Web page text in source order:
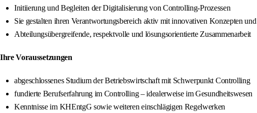
Initiierung und Begleiten der Digitalisierung von Controlling-Prozessen
Sie gestalten ihren Verantwortungsbereich aktiv mit innovativen Konzepten
Abteilungsübergreifende, respektvolle und lösungsorientierte Zusammenarbeit
Ihre Voraussetzungen
abgeschlossenes Studium der Betriebswirtschaft mit Schwerpunkt Controlling
fundierte Berufserfahrung im Controlling – idealerweise im Gesundheitswesen
Kenntnisse im KHEntgG sowie weiteren einschlägigen Regelwerken